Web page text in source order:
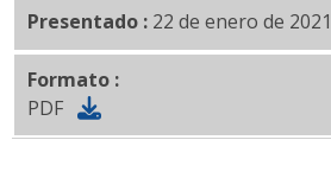
Presentado : 22 de enero de 2021
Formato :
PDF